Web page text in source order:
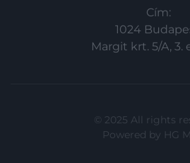
Cím:
1024
Margit krt. 5/A, 3.
© 2025 All rights
Powered by HG